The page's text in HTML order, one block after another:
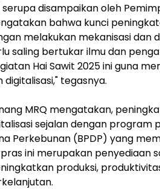
serupa disampaikan oleh
bahwa kunci
melakukan mekanisasi dan
saling bertukar ilmu dan
Hai Sawit 2025 ini guna
digitalisasi," tegasnya.
MRQ mengatakan,
sejalan dengan program
Perkebunan (BPDP) yang
ini merupakan penyediaan
produksi,